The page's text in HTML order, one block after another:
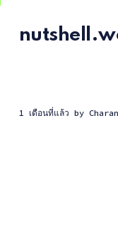
1 เดือนที่แล้ว by